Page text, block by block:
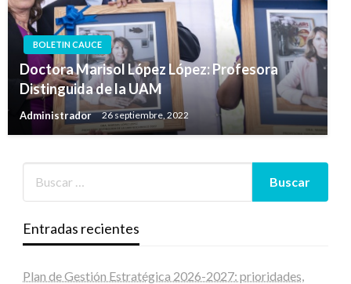
BOLETIN CAUCE
Doctora Marisol López López: Profesora
Distinguida de la UAM
Administrador 26 septiembre, 2022
Entradas recientes
Plan de Gestión Estratégica 2026-2027: prioridades,